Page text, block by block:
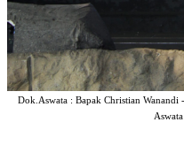
Dok.Aswata : Bapak Christian Wanandi